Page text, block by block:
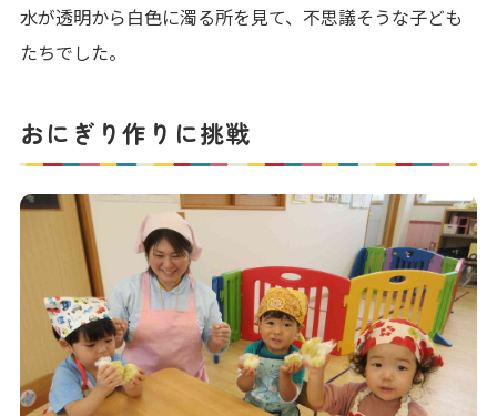
水が透明から白色に濁る所を見て、不思議そうな子ども
たちでした。
おにぎり作りに挑戦